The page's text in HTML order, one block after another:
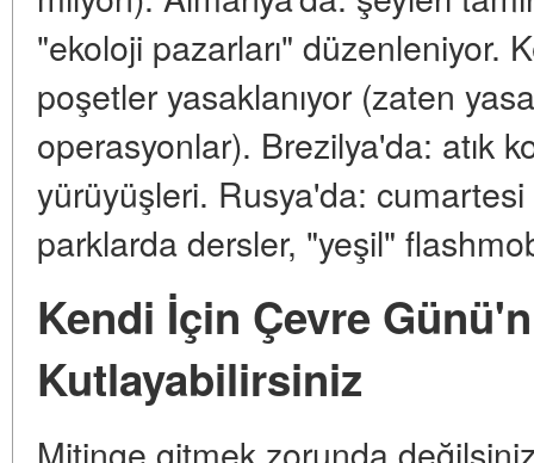
"ekoloji pazarları" düzenleniyor.
poşetler yasaklanıyor (zaten
operasyonlar). Brezilya'da: atık
yürüyüşleri. Rusya'da:
parklarda dersler, "yeşil"
Kendi İçin Çevre
Kutlayabilirsiniz
Mitinge gitmek zorunda